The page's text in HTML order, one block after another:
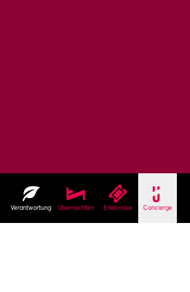
Verantwortung Übernachten Erlebnisse Concierge